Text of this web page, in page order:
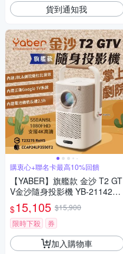
貨到通知我
購衷心+聯名卡最高10%回饋
【YABER】旗艦款 金沙 T2 GT
V金沙隨身投影機 YB-211427
悠遊戶外
$15,105 $15,900
限時下殺
券
加入購物車